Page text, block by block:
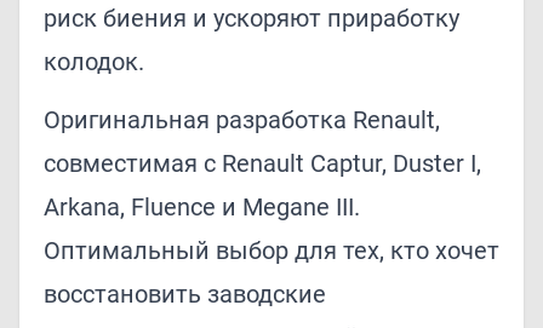
риск биения и ускоряют приработку
колодок.
Оригинальная разработка Renault,
совместимая с Renault Captur, Duster I,
Arkana, Fluence и Megane III.
Оптимальный выбор для тех, кто хочет
восстановить заводские